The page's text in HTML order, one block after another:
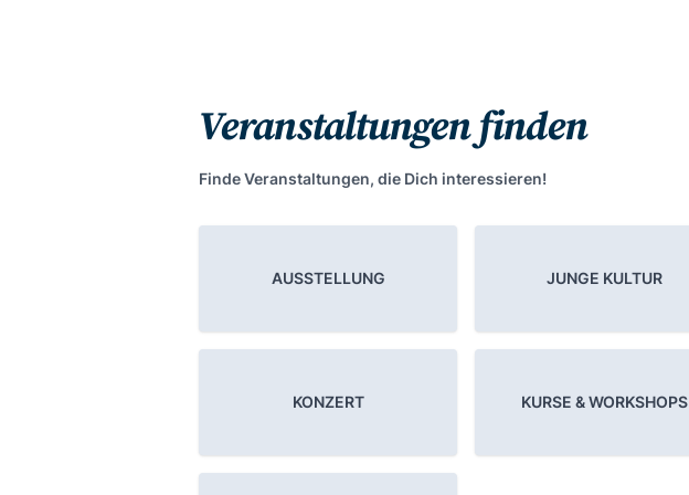
Veranstaltungen finden
Finde Veranstaltungen, die Dich interessieren!
AUSSTELLUNG JUNGE KULTUR
KONZERT KURSE & WORKSHOPS